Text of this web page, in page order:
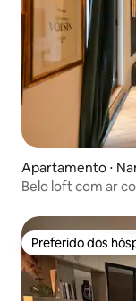
Apartamento ⋅
Belo loft com ar
Preferido dos
Preferido dos